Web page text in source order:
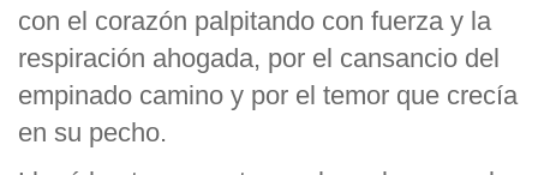
con el corazón palpitando con fuerza y la
respiración ahogada, por el cansancio del
empinado camino y por el temor que crecía
en su pecho.